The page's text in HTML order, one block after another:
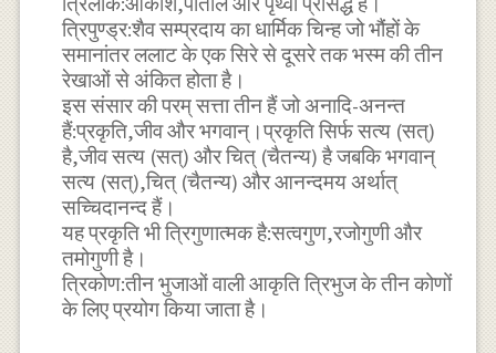
त्रिपुण्ड्र:शैव सम्प्रदाय का धार्मिक चिन्ह जो भौंहों के
समानांतर ललाट के एक सिरे से दूसरे तक भस्म की तीन
रेखाओं से अंकित होता है।
इस संसार की परम् सत्ता तीन हैं जो अनादि-अनन्त
हैं:प्रकृति,जीव और भगवान्।प्रकृति सिर्फ सत्य (सत्)
है,जीव सत्य (सत्) और चित् (चैतन्य) है जबकि भगवान्
सत्य (सत्),चित् (चैतन्य) और आनन्दमय अर्थात्
सच्चिदानन्द हैं।
यह प्रकृति भी त्रिगुणात्मक है:सत्वगुण,रजोगुणी और
तमोगुणी है।
त्रिकोण:तीन भुजाओं वाली आकृति त्रिभुज के तीन कोणों
के लिए प्रयोग किया जाता है।